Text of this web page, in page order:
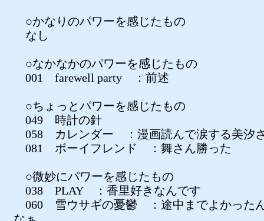
○かなりのパワーを感じたもの
なし
○なかなかのパワーを感じたもの
001 farewell party ：前述
○ちょっとパワーを感じたもの
049 時計の針
058 カレンダー ：漫画読んで涙する美汐
081 ボーイフレンド ：舞さん勝った
○微妙にパワーを感じたもの
038 PLAY ：香里好きなんです
060 雪ウサギの憂鬱 ：途中までよかった